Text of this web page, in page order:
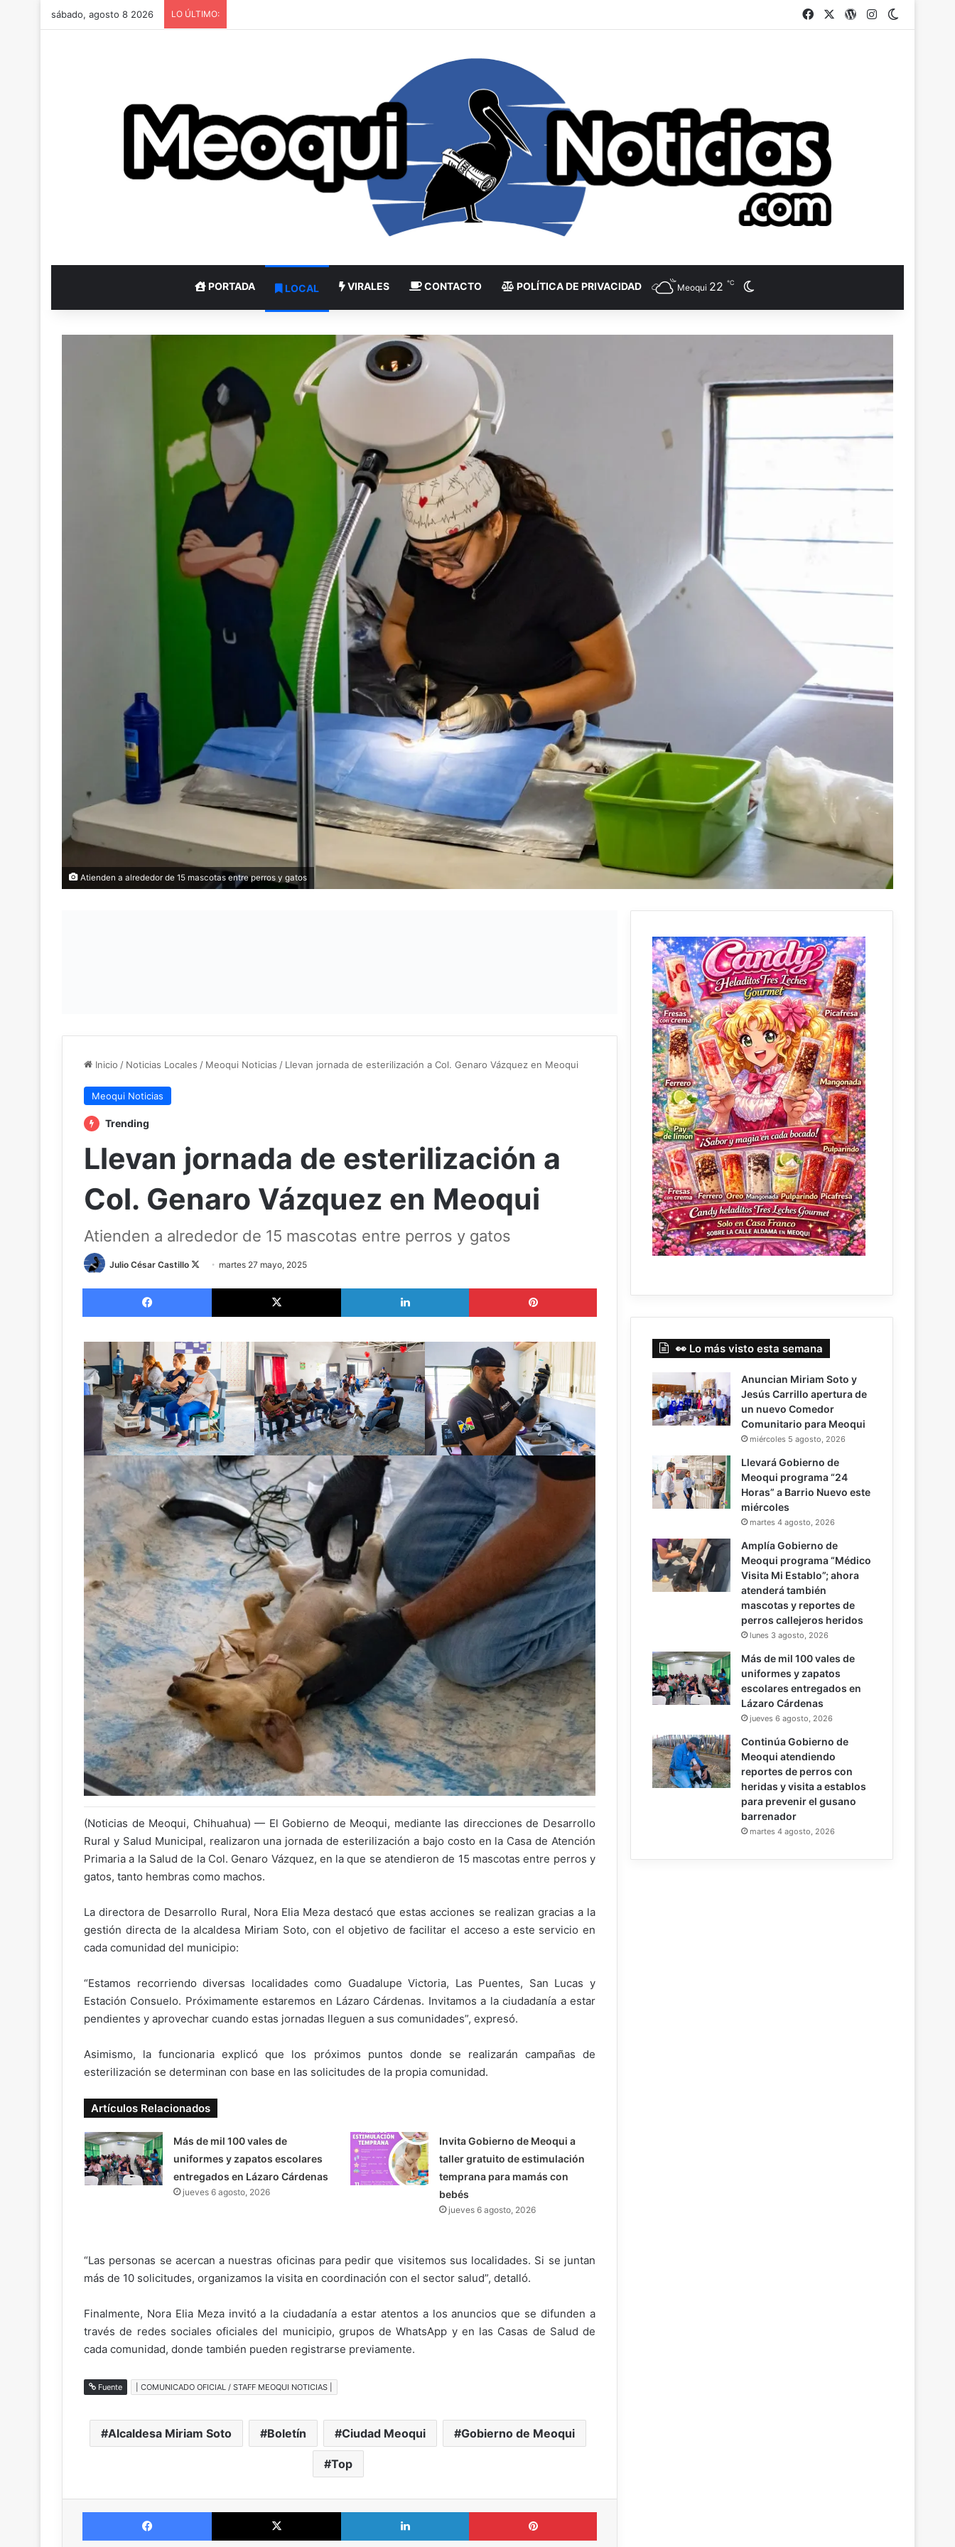
sábado, agosto 8 2026 LO ÚLTIMO: FacebookWordPress
Instagram
PORTADA LOCAL VIRALES CONTACTO POLÍTICA DE PRIVACIDAD Meoqui 22 ℃
Atienden a alrededor de 15 mascotas entre perros y gatos
Inicio / Noticias Locales / Meoqui Noticias / Llevan jornada de esterilización a Col. Genaro Vázquez en Meoqui
Meoqui Noticias
Trending
Llevan jornada de esterilización a
Col. Genaro Vázquez en Meoqui
Atienden a alrededor de 15 mascotas entre perros y gatos
Julio César Castillo
Followmartes 27 mayo, 2025
Facebook X LinkedIn Pinterest
(Noticias de Meoqui, Chihuahua) — El Gobierno de Meoqui, mediante las direcciones de Desarrollo
Rural y Salud Municipal, realizaron una jornada de esterilización a bajo costo en la Casa de Atención
Primaria a la Salud de la Col. Genaro Vázquez, en la que se atendieron de 15 mascotas entre perros y
gatos, tanto hembras como machos.
La directora de Desarrollo Rural, Nora Elia Meza destacó que estas acciones se realizan gracias a la
gestión directa de la alcaldesa Miriam Soto, con el objetivo de facilitar el acceso a este servicio en
cada comunidad del municipio:
“Estamos recorriendo diversas localidades como Guadalupe Victoria, Las Puentes, San Lucas y
Estación Consuelo. Próximamente estaremos en Lázaro Cárdenas. Invitamos a la ciudadanía a estar
pendientes y aprovechar cuando estas jornadas lleguen a sus comunidades”, expresó.
Asimismo, la funcionaria explicó que los próximos puntos donde se realizarán campañas de
esterilización se determinan con base en las solicitudes de la propia comunidad.
Artículos Relacionados
Más de mil 100 vales de
uniformes y zapatos escolares
entregados en Lázaro Cárdenas
jueves 6 agosto, 2026
Invita Gobierno de Meoqui a
taller gratuito de estimulación
temprana para mamás con
bebés
jueves 6 agosto, 2026
“Las personas se acercan a nuestras oficinas para pedir que visitemos sus localidades. Si se juntan
más de 10 solicitudes, organizamos la visita en coordinación con el sector salud”, detalló.
Finalmente, Nora Elia Meza invitó a la ciudadanía a estar atentos a los anuncios que se difunden a
través de redes sociales oficiales del municipio, grupos de WhatsApp y en las Casas de Salud de
cada comunidad, donde también pueden registrarse previamente.
Fuente | COMUNICADO OFICIAL / STAFF MEOQUI NOTICIAS |
Alcaldesa Miriam Soto Boletín Ciudad Meoqui Gobierno de Meoqui
Top
Facebook X LinkedIn Pinterest
👀 Lo más visto esta semana
Anuncian Miriam Soto y
Jesús Carrillo apertura de
un nuevo Comedor
Comunitario para Meoqui
miércoles 5 agosto, 2026
Llevará Gobierno de
Meoqui programa “24
Horas” a Barrio Nuevo este
miércoles
martes 4 agosto, 2026
Amplía Gobierno de
Meoqui programa “Médico
Visita Mi Establo”; ahora
atenderá también
mascotas y reportes de
perros callejeros heridos
lunes 3 agosto, 2026
Más de mil 100 vales de
uniformes y zapatos
escolares entregados en
Lázaro Cárdenas
jueves 6 agosto, 2026
Continúa Gobierno de
Meoqui atendiendo
reportes de perros con
heridas y visita a establos
para prevenir el gusano
barrenador
martes 4 agosto, 2026